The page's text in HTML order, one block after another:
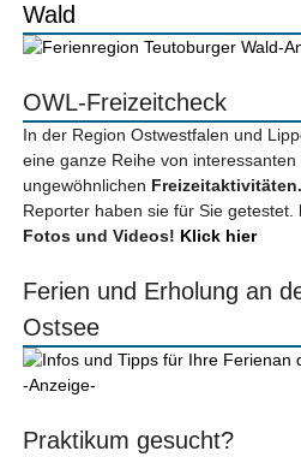
Wald
-
OWL-Freizeitcheck
In der Region Ostwestfalen und
eine ganze Reihe von interessanten
ungewöhnlichen Freizeitaktivitäten.
Reporter haben sie für Sie getestet.
Fotos und Videos! Klick hier
Ferien und Erholung an
Ostsee
-Anzeige-
Praktikum gesucht?